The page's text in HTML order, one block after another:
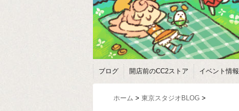
ブログ 開店前のCC2ストア イベント情報
ホーム > 東京スタジオBLOG >